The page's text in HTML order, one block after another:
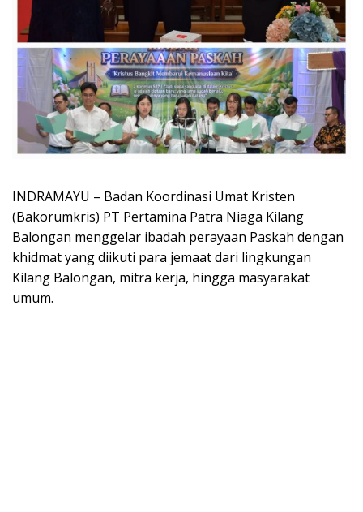
INDRAMAYU – Badan Koordinasi Umat Kristen
(Bakorumkris) PT Pertamina Patra Niaga Kilang
Balongan menggelar ibadah perayaan Paskah dengan
khidmat yang diikuti para jemaat dari lingkungan
Kilang Balongan, mitra kerja, hingga masyarakat
umum.